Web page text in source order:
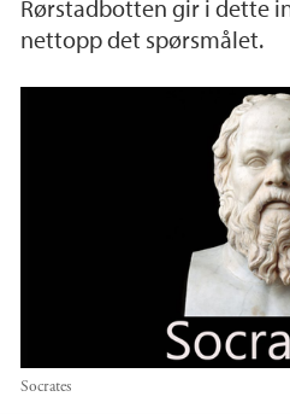
Rørstadbotten gir i dette
nettopp det spørsmålet.
Socrates